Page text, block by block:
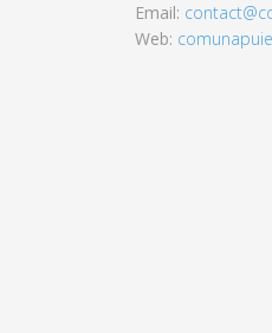
Email:
Web: